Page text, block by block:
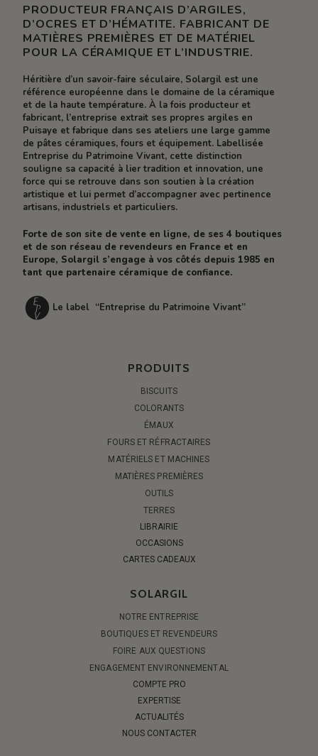
PRODUCTEUR FRANÇAIS D’ARGILES,
D’OCRES ET D’HÉMATITE. FABRICANT DE
MATIÈRES PREMIÈRES ET DE MATÉRIEL
POUR LA CÉRAMIQUE ET L’INDUSTRIE.
Héritière d’un savoir-faire séculaire, Solargil est une
référence européenne dans le domaine de la céramique
et de la haute température. À la fois producteur et
fabricant, l’entreprise extrait ses propres argiles en
Puisaye et fabrique dans ses ateliers une large gamme
de pâtes céramiques, fours et équipement. Labellisée
Entreprise du Patrimoine Vivant, cette distinction
souligne sa capacité à lier tradition et innovation, une
force qui se retrouve dans son soutien à la création
artistique et lui permet d’accompagner avec pertinence
artisans, industriels et particuliers.
Forte de son site de vente en ligne, de ses 4 boutiques
et de son réseau de revendeurs en France et en
Europe, Solargil s’engage à vos côtés depuis 1985 en
tant que partenaire céramique de confiance.
Le label “Entreprise du Patrimoine Vivant”
PRODUITS
BISCUITS
COLORANTS
ÉMAUX
FOURS ET RÉFRACTAIRES
MATÉRIELS ET MACHINES
MATIÈRES PREMIÈRES
OUTILS
TERRES
LIBRAIRIE
OCCASIONS
CARTES CADEAUX
SOLARGIL
NOTRE ENTREPRISE
BOUTIQUES ET REVENDEURS
FOIRE AUX QUESTIONS
ENGAGEMENT ENVIRONNEMENTAL
COMPTE PRO
EXPERTISE
ACTUALITÉS
NOUS CONTACTER